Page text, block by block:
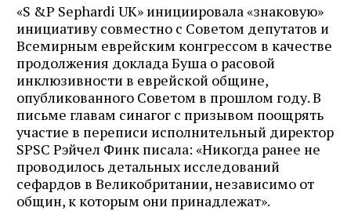
«S &P Sephardi UK» инициировала «знаковую»
инициативу совместно с Советом депутатов и
Всемирным еврейским конгрессом в качестве
продолжения доклада Буша о расовой
инклюзивности в еврейской общине,
опубликованного Советом в прошлом году. В
письме главам синагог с призывом поощрять
участие в переписи исполнительный директор
SPSC Рэйчел Финк писала: «Никогда ранее не
проводилось детальных исследований
сефардов в Великобритании, независимо от
общин, к которым они принадлежат».